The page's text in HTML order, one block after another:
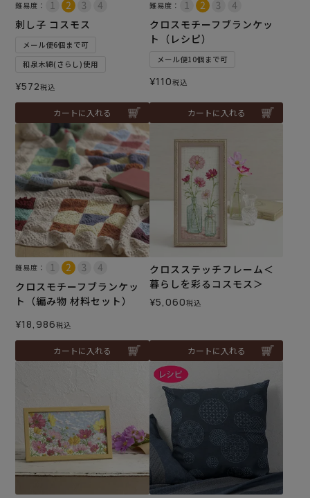
難易度：
刺し子 コスモス
メール便6個まで可
和泉木綿(さらし)使用
¥572税込
カートに入れる
難易度：
クロスモチーフブランケッ
ト（レシピ）
メール便10個まで可
¥110税込
カートに入れる
難易度：
クロスモチーフブランケッ
ト（編み物 材料セット）
¥18,986税込
カートに入れる
クロスステッチフレーム＜
暮らしを彩るコスモス＞
¥5,060税込
カートに入れる